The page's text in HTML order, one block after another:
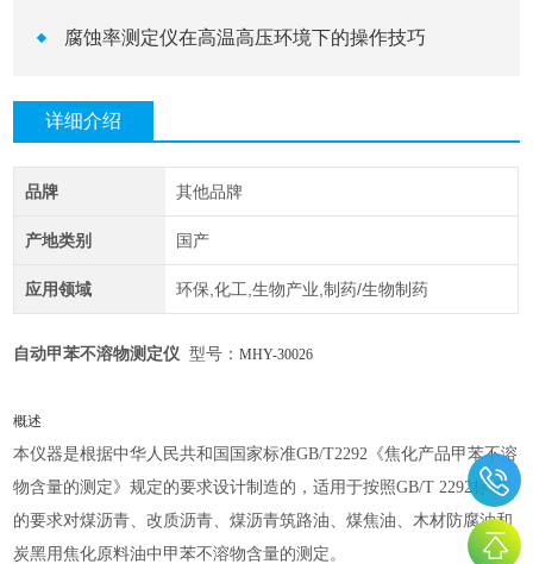
腐蚀率测定仪在高温高压环境下的操作技巧
详细介绍
品牌 其他品牌
产地类别 国产
应用领域 环保,化工,生物产业,制药/生物制药
自动甲苯不溶物测定仪 型号：MHY-30026
概述
本仪器是根据中华人民共和国国家标准GB/T2292《焦化产品甲苯不溶
物含量的测定》规定的要求设计制造的，适用于按照GB/T 2292标准
的要求对煤沥青、改质沥青、煤沥青筑路油、煤焦油、木材防腐油和
炭黑用焦化原料油中甲苯不溶物含量的测定。